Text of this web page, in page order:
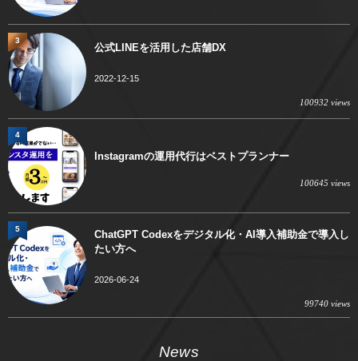
公式LINEを活用した店舗DX
2022-12-15
100932 views
3
Instagramの運用代行はベストプランナー
100645 views
4
ChatGPT Codexをデジタル化・AI導入補助金で導入し
たい方へ
2026-06-24
99740 views
5
News